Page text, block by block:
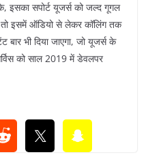
इसका सपोर्ट यूजर्स को जल्द गूगल
तो इसमें ऑडियो से लेकर कॉलिंग तक
बार भी दिया जाएगा, जो यूजर्स के
को साल 2019 में डेवलपर